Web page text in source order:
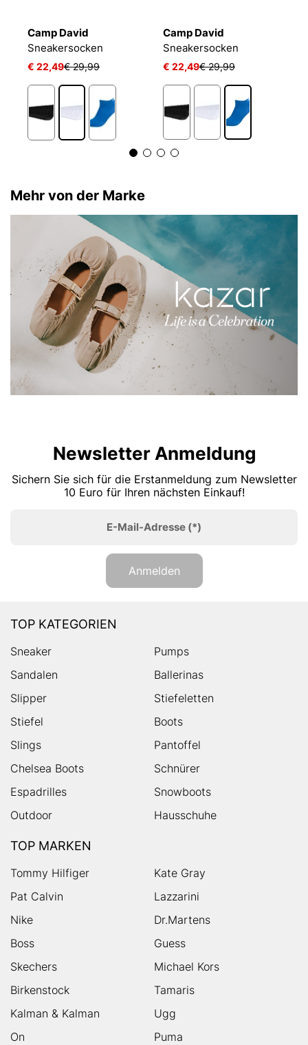
Camp David
Sneakersocken
€ 22,49€ 29,99
Camp David
Sneakersocken
€ 22,49€ 29,99
Mehr von der Marke
Newsletter Anmeldung
Sichern Sie sich für die Erstanmeldung zum Newsletter
10 Euro für Ihren nächsten Einkauf!
E-Mail-Adresse (*)
Anmelden
TOP KATEGORIEN
Sneaker
Pumps
Sandalen
Ballerinas
Slipper
Stiefeletten
Stiefel
Boots
Slings
Pantoffel
Chelsea Boots
Schnürer
Espadrilles
Snowboots
Outdoor
Hausschuhe
TOP MARKEN
Tommy Hilfiger
Kate Gray
Pat Calvin
Lazzarini
Nike
Dr.Martens
Boss
Guess
Skechers
Michael Kors
Birkenstock
Tamaris
Kalman & Kalman
Ugg
On
Puma